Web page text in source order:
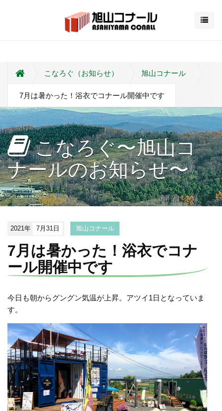
こなろぐ（お知らせ） 旭山コナール
7月は暑かった！浴衣でコナール開催中です
こなろぐ〜旭山コ
ナールのお知らせ〜
2021年 7月31日 旭山コナール
7月は暑かった！浴衣でコナ
ール開催中です
今日も朝からグングン気温が上昇。アツイ1日となっていま
す。